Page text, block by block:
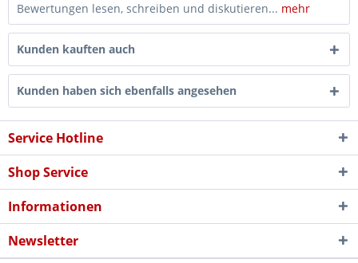
Bewertungen lesen, schreiben und diskutieren... mehr
Kunden kauften auch
Kunden haben sich ebenfalls angesehen
Service Hotline
Shop Service
Informationen
Newsletter